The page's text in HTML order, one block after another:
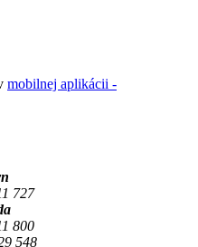
mobilnej aplikácii -
727
800
548